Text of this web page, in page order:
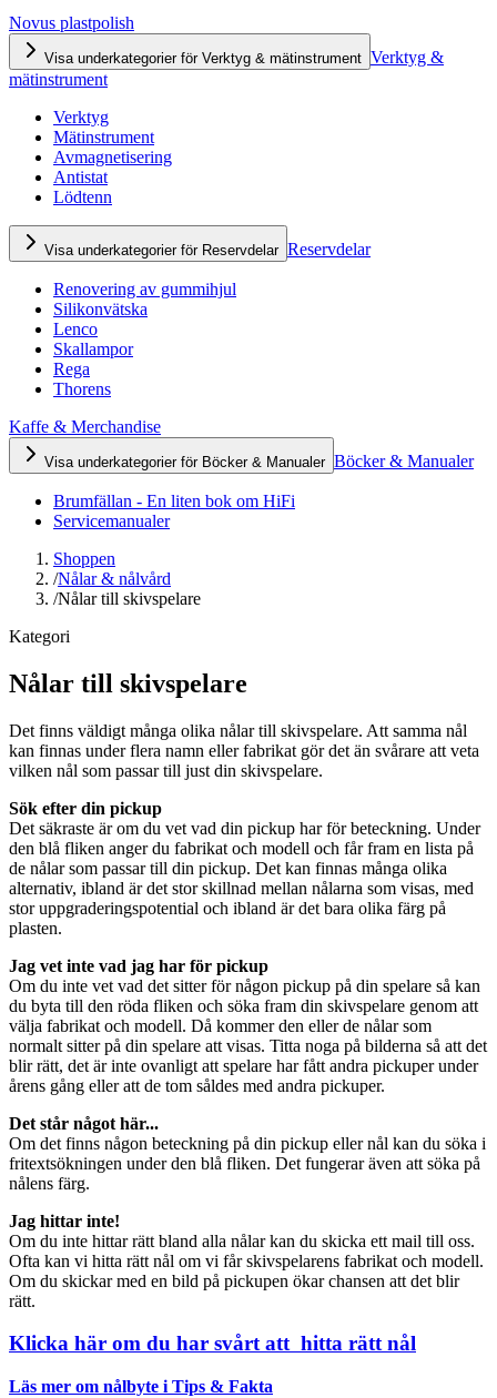
Novus plastpolish
Visa underkategorier för Verktyg & mätinstrument Verktyg &
mätinstrument
Verktyg
Mätinstrument
Avmagnetisering
Antistat
Lödtenn
Visa underkategorier för Reservdelar Reservdelar
Renovering av gummihjul
Silikonvätska
Lenco
Skallampor
Rega
Thorens
Kaffe & Merchandise
Visa underkategorier för Böcker & Manualer Böcker & Manualer
Brumfällan - En liten bok om HiFi
Servicemanualer
Shoppen
/Nålar & nålvård
/Nålar till skivspelare
Kategori
Nålar till skivspelare
Det finns väldigt många olika nålar till skivspelare. Att samma nål
kan finnas under flera namn eller fabrikat gör det än svårare att veta
vilken nål som passar till just din skivspelare.
Sök efter din pickup
Det säkraste är om du vet vad din pickup har för beteckning. Under
den blå fliken anger du fabrikat och modell och får fram en lista på
de nålar som passar till din pickup. Det kan finnas många olika
alternativ, ibland är det stor skillnad mellan nålarna som visas, med
stor uppgraderingspotential och ibland är det bara olika färg på
plasten.
Jag vet inte vad jag har för pickup
Om du inte vet vad det sitter för någon pickup på din spelare så kan
du byta till den röda fliken och söka fram din skivspelare genom att
välja fabrikat och modell. Då kommer den eller de nålar som
normalt sitter på din spelare att visas. Titta noga på bilderna så att det
blir rätt, det är inte ovanligt att spelare har fått andra pickuper under
årens gång eller att de tom såldes med andra pickuper.
Det står något här...
Om det finns någon beteckning på din pickup eller nål kan du söka i
fritextsökningen under den blå fliken. Det fungerar även att söka på
nålens färg.
Jag hittar inte!
Om du inte hittar rätt bland alla nålar kan du skicka ett mail till oss.
Ofta kan vi hitta rätt nål om vi får skivspelarens fabrikat och modell.
Om du skickar med en bild på pickupen ökar chansen att det blir
rätt.
Klicka här om du har svårt att hitta rätt nål
Läs mer om nålbyte i Tips & Fakta